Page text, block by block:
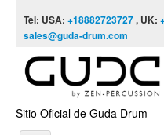
Tel: USA: +18882723727, UK:
sales@guda-drum.com
Sitio Oficial de Guda Drum